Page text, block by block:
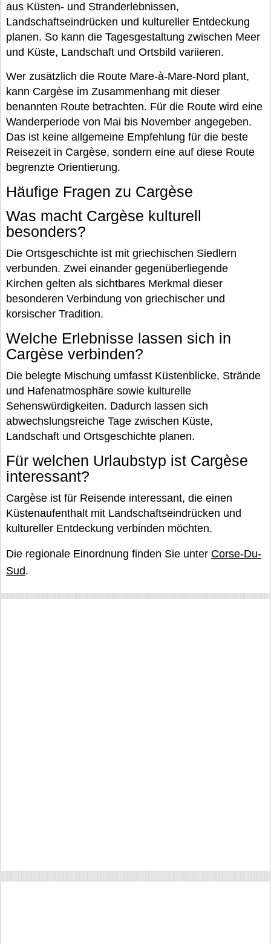
aus Küsten- und Stranderlebnissen,
Landschaftseindrücken und kultureller Entdeckung
planen. So kann die Tagesgestaltung zwischen Meer
und Küste, Landschaft und Ortsbild variieren.
Wer zusätzlich die Route Mare-à-Mare-Nord plant,
kann Cargèse im Zusammenhang mit dieser
benannten Route betrachten. Für die Route wird eine
Wanderperiode von Mai bis November angegeben.
Das ist keine allgemeine Empfehlung für die beste
Reisezeit in Cargèse, sondern eine auf diese Route
begrenzte Orientierung.
Häufige Fragen zu Cargèse
Was macht Cargèse kulturell
besonders?
Die Ortsgeschichte ist mit griechischen Siedlern
verbunden. Zwei einander gegenüberliegende
Kirchen gelten als sichtbares Merkmal dieser
besonderen Verbindung von griechischer und
korsischer Tradition.
Welche Erlebnisse lassen sich in
Cargèse verbinden?
Die belegte Mischung umfasst Küstenblicke, Strände
und Hafenatmosphäre sowie kulturelle
Sehenswürdigkeiten. Dadurch lassen sich
abwechslungsreiche Tage zwischen Küste,
Landschaft und Ortsgeschichte planen.
Für welchen Urlaubstyp ist Cargèse
interessant?
Cargèse ist für Reisende interessant, die einen
Küstenaufenthalt mit Landschaftseindrücken und
kultureller Entdeckung verbinden möchten.
Die regionale Einordnung finden Sie unter Corse-Du-
Sud.